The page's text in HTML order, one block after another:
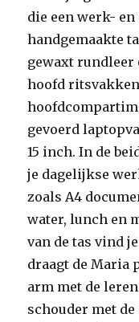
die een werk- en
handgemaakte
gewaxt rundleer
hoofd
gevoerd
15 inch. In de
je dagelijkse
zoals A4
water, lunch en
van de tas vind
draagt de Maria
arm met de
schouder met